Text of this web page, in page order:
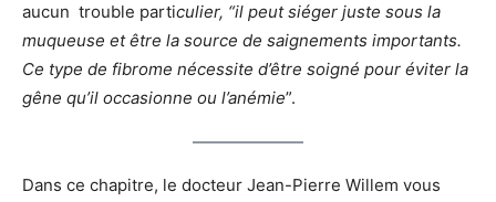
aucun trouble particulier, “il peut siéger juste sous la
muqueuse et être la source de saignements importants.
Ce type de fibrome nécessite d’être soigné pour éviter la
gêne qu’il occasionne ou l’anémie”.
Dans ce chapitre, le docteur Jean-Pierre Willem vous